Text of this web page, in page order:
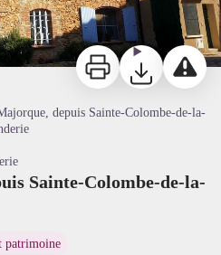
ImprimerTéléchargerSignaler
depuis Sainte-Colombe-de-la-
Sainte-Colombe-de-la-
patrimoine